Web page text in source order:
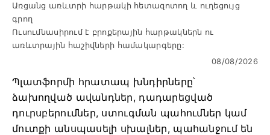
Առցանց առևտրի հարթակի հետազոտող և ուղեցույց
գրող
Ուսումնասիրում է բրոքերային հարթակներն ու
առևտրային հաշիվների համակարգերը:
08/08/2026
Պլատֆորմի հրատապ խնդիրները՝
ձախողված ավանդներ, դադարեցված
դուրսբերումներ, ստուգման պահումներ կամ
մուտքի անսպասելի սխալներ, պահանջում են